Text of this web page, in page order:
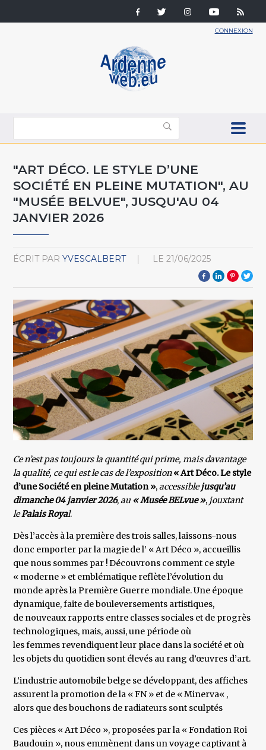
CONNEXION
"ART DÉCO. LE STYLE D’UNE
SOCIÉTÉ EN PLEINE MUTATION", AU
"MUSÉE BELVUE", JUSQU'AU 04
JANVIER 2026
ÉCRIT PAR YVESCALBERT LE 21/06/2025
Ce n’est pas toujours la quantité qui prime, mais davantage
la qualité, ce qui est le cas de l’exposition« Art Déco. Le style
d’une Société en pleine Mutation »,accessiblejusqu’au
dimanche 04 janvier 2026,au « MuséeBELvue », jouxtant
lePalais Royal.
Dès l’accès à la première des trois salles, laissons-nous
donc emporter par la magie de l’ « Art Déco », accueillis
que nous sommes par ! Découvrons comment ce style
« moderne » et emblématique reflète l’évolution du
monde après la Première Guerre mondiale. Une époque
dynamique, faite de bouleversements artistiques,
de nouveaux rapports entre classes sociales et de progrès
technologiques, mais, aussi, une période où
les femmes revendiquent leur place dans la société et où
les objets du quotidien sont élevés au rang d’œuvres d’art.
L’industrie automobile belge se développant, des affiches
assurent la promotion de la « FN » et de « Minerva« ,
alors que des bouchons de radiateurs sont sculptés
Ces pièces « Art Déco », proposées par la « Fondation Roi
Baudouin », nous emmènent dans un voyage captivant à